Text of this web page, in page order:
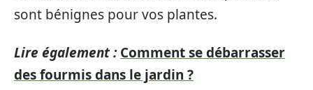
sont bénignes pour vos plantes.
Lire également : Comment se débarrasser
des fourmis dans le jardin ?